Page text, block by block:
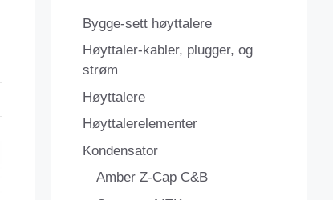
Bygge-sett høyttalere
Høyttaler-kabler, plugger, og
strøm
Høyttalere
Høyttalerelementer
Kondensator
Amber Z-Cap C&B